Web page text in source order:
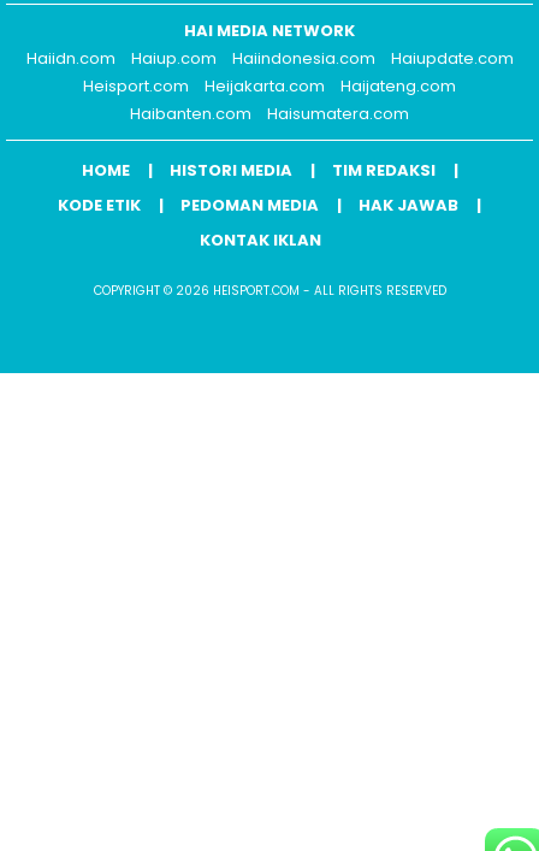
HAI MEDIA NETWORK
Haiidn.com
Haiup.com Haiindonesia.com
Haiupdate.com
Heisport.com
Heijakarta.com
Haijateng.com
Haibanten.com
Haisumatera.com
HOME HISTORI MEDIA
TIM REDAKSI
KODE ETIK
PEDOMAN MEDIA
HAK JAWAB
KONTAK IKLAN
COPYRIGHT © 2026 HEISPORT.COM - ALL RIGHTS RESERVED